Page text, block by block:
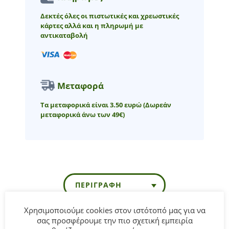
Δεκτές όλες οι πιστωτικές και χρεωστικές
κάρτες αλλά και η πληρωμή με
αντικαταβολή
Μεταφορά
Τα μεταφορικά είναι 3.50 ευρώ(Δωρεάν
μεταφορικά άνω των 49€)
ΠΕΡΙΓΡΑΦΉ
Παιδικό σετ σορτς ΕΒΙΤΑ για κορίτσι από 6 έως 16 ετών.
Χρησιμοποιούμε cookies στον ιστότοπό μας για να
σας προσφέρουμε την πιο σχετική εμπειρία